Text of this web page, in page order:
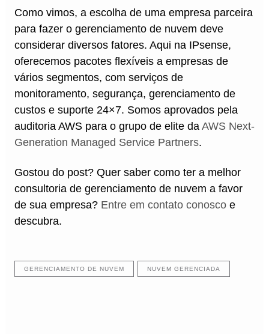
Como vimos, a escolha de uma empresa parceira
para fazer o gerenciamento de nuvem deve
considerar diversos fatores. Aqui na IPsense,
oferecemos pacotes flexíveis a empresas de
vários segmentos, com serviços de
monitoramento, segurança, gerenciamento de
custos e suporte 24×7. Somos aprovados pela
auditoria AWS para o grupo de elite da AWS Next-
Generation Managed Service Partners.
Gostou do post? Quer saber como ter a melhor
consultoria de gerenciamento de nuvem a favor
de sua empresa? Entre em contato conoscoe
descubra.
GERENCIAMENTO DE NUVEM NUVEM GERENCIADA